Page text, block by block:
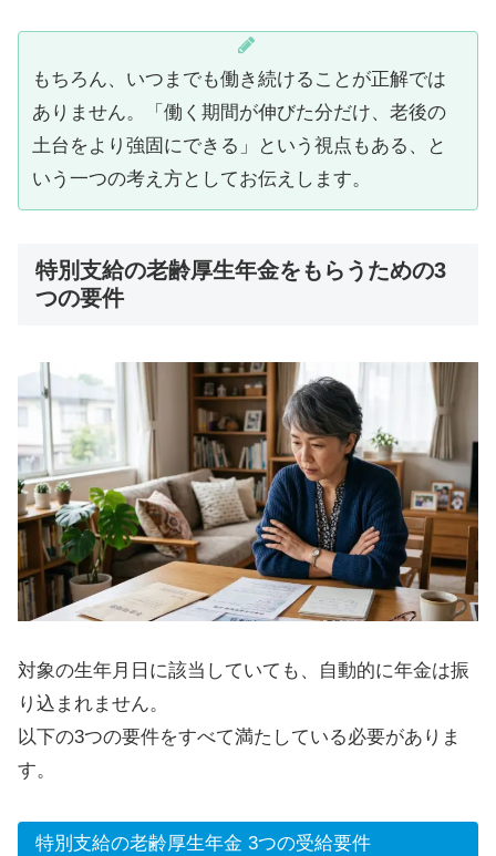
もちろん、いつまでも働き続けることが正解では
ありません。「働く期間が伸びた分だけ、老後の
土台をより強固にできる」という視点もある、と
いう一つの考え方としてお伝えします。
特別支給の老齢厚生年金をもらうための3
つの要件
対象の生年月日に該当していても、自動的に年金は振
り込まれません。
以下の3つの要件をすべて満たしている必要がありま
す。
特別支給の老齢厚生年金 3つの受給要件